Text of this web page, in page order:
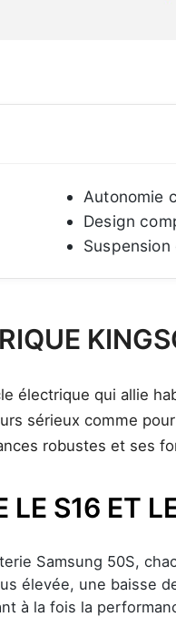
Autonomie
Design
électrique qui allie
sérieux comme pour
robustes et ses
LE S16 ET
Samsung 50S,
élevée, une baisse
à la fois la